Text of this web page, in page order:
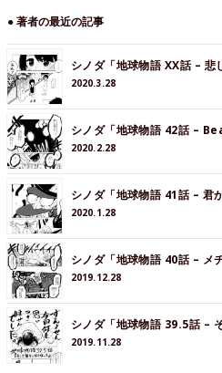
● 著者の最近の記事
シノダ「地球物語 XX話 – 悲
2020.3.28
シノダ「地球物語 42話 –
2020.2.28
シノダ「地球物語 41話 – 君
2020.1.28
シノダ「地球物語 40話 – メ
2019.12.28
シノダ「地球物語 39.5話 –
2019.11.28